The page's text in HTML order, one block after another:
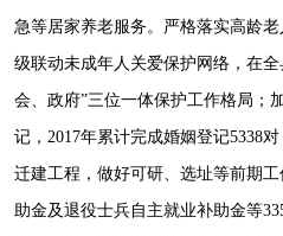
急等居家养老服务。严格落实高龄
级联动未成年人关爱保护网络，在全
会、政府”三位一体保护工作格局；
记， 2017年累计完成婚姻登记5338对
迁建工程，做好可研、选址等前期
助金及退役士兵自主就业补助金等